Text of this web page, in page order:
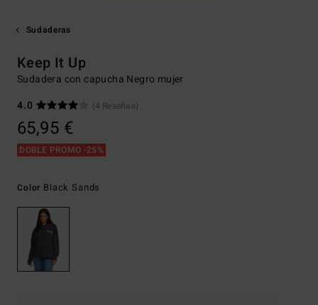
Sudaderas
Keep It Up
Sudadera con capucha Negro mujer
4.0
(4 Reseñas)
65,95 €
DOBLE PROMO -25%
Color Black Sands